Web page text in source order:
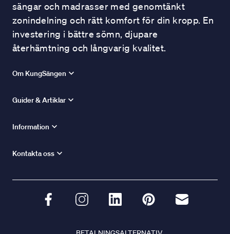
sängar och madrasser med genomtänkt
zonindelning och rätt komfort för din kropp. En
investering i bättre sömn, djupare
återhämtning och långvarig kvalitet.
Om KungSängen
Guider & Artiklar
Information
Kontakta oss